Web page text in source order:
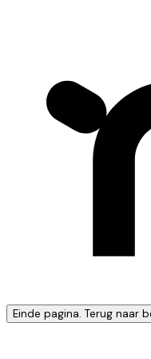
Einde pagina. Terug naar